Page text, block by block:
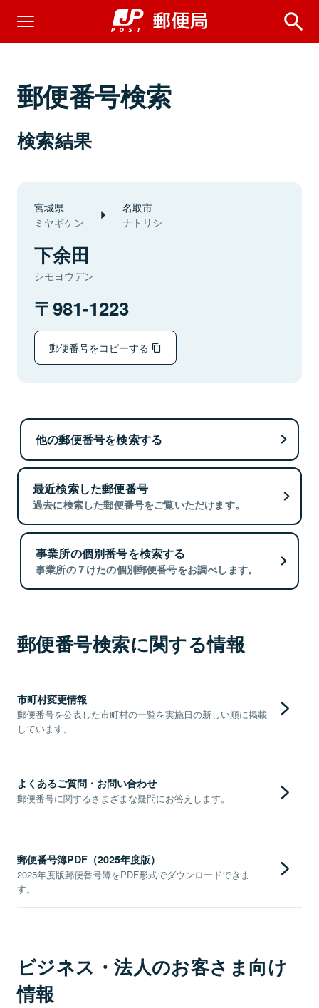
郵便番号検索
検索結果
宮城県
ミヤギケン
名取市
ナトリシ
下余田
シモヨウデン
981-1223
郵便番号をコピーする
他の郵便番号を検索する
最近検索した郵便番号
過去に検索した郵便番号をご覧いただけます。
事業所の個別番号を検索する
事業所の７けたの個別郵便番号をお調べします。
郵便番号検索に関する情報
市町村変更情報
郵便番号を公表した市町村の一覧を実施日の新しい順に掲載
しています。
よくあるご質問・お問い合わせ
郵便番号に関するさまざまな疑問にお答えします。
郵便番号簿PDF（2025年度版）
2025年度版郵便番号簿をPDF形式でダウンロードできま
す。
ビジネス・法人のお客さま向け
情報